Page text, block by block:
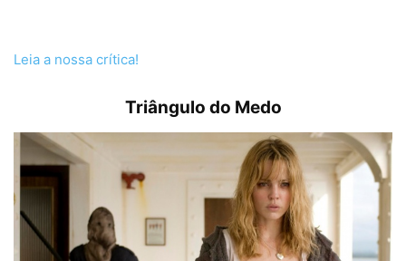
Leia a nossa crítica!
Triângulo do Medo